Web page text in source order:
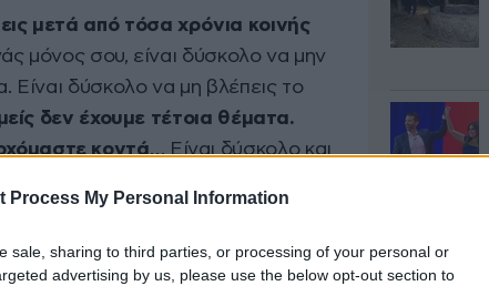
Process My Personal Information
sale, sharing to third parties, or processing of your personal or
advertising by us, please use the below opt-out section to
μετά από τόσα χρόνια κοινής
μόνος σου, είναι δύσκολο να μην
Είναι δύσκολο να μη βλέπεις το
δεν έχουμε τέτοια θέματα.
κοντά… Είναι δύσκολο και
Είναι σκληρό».